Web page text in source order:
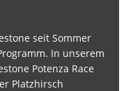
seit Sommer
In unserem
Potenza Race
Platzhirsch